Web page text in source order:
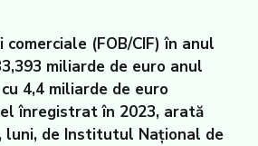
(FOB/CIF) în anul
miliarde de euro anul
4,4 miliarde de euro
înregistrat în 2023, arată
luni, de Institutul Național de